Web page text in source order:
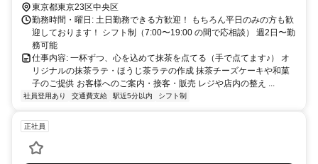
東京都東京23区中央区
勤務時間・曜日: 土日勤務できる方歓迎！ もちろん平日のみの方も歓
迎しております！ シフト制（7:00〜19:00 の間で応相談） 週2日〜勤
務可能
仕事内容: 一杯ずつ、心を込めて抹茶を点てる（手で点てます♪） オ
リジナルの抹茶ラテ・ほうじ茶ラテの作成 抹茶チーズケーキや和菓
子のご提供 お客様へのご案内・接客・販売 レジや店内の整え ...
社員登用あり 交通費支給 駅近5分以内 シフト制
正社員